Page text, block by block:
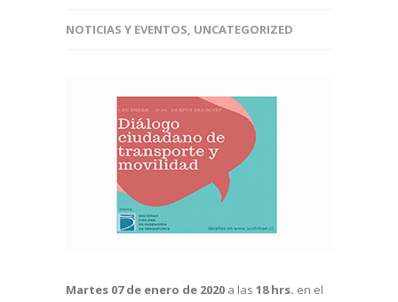
NOTICIAS Y EVENTOS, UNCATEGORIZED
Martes 07 de enero de 2020 a las 18 hrs. en el